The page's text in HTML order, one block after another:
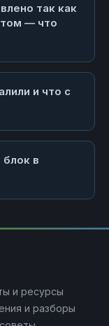
так как
— что
и что с
в
и ресурсы
и разборы